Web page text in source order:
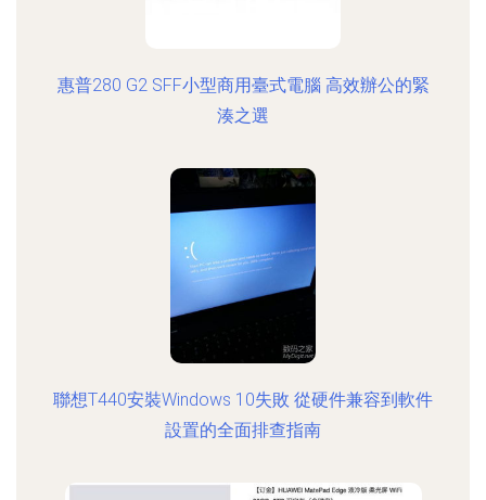
惠普280 G2 SFF小型商用臺式電腦 高效辦公的緊
湊之選
聯想T440安裝Windows 10失敗 從硬件兼容到軟件
設置的全面排查指南